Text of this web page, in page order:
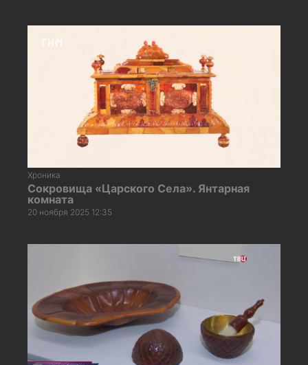
Хроника
Сокровища «Царского Села». Янтарная
комната
20 ноября 2025 12:35